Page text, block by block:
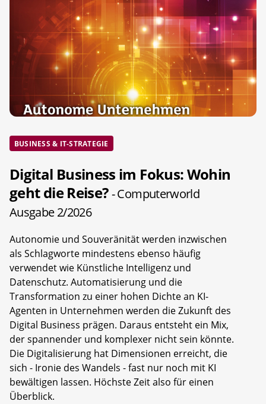
BUSINESS & IT-STRATEGIE
Digital Business im Fokus: Wohin
geht die Reise?- Computerworld
Ausgabe 2/2026
Autonomie und Souveränität werden inzwischen
als Schlagworte mindestens ebenso häufig
verwendet wie Künstliche Intelligenz und
Datenschutz. Automatisierung und die
Transformation zu einer hohen Dichte an KI-
Agenten in Unternehmen werden die Zukunft des
Digital Business prägen. Daraus entsteht ein Mix,
der spannender und komplexer nicht sein könnte.
Die Digitalisierung hat Dimensionen erreicht, die
sich - Ironie des Wandels - fast nur noch mit KI
bewältigen lassen. Höchste Zeit also für einen
Überblick.